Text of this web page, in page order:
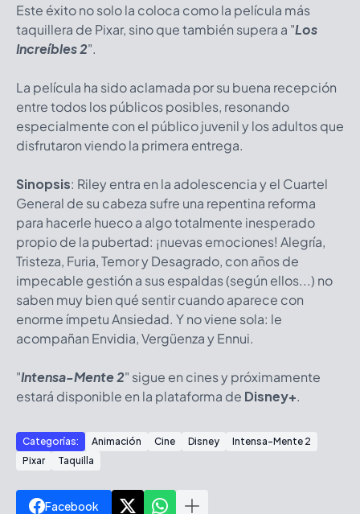
Este éxito no solo la coloca como la película más
taquillera de Pixar, sino que también supera a "Los
Increíbles 2".
La película ha sido aclamada por su buena recepción
entre todos los públicos posibles, resonando
especialmente con el público juvenil y los adultos que
disfrutaron viendo la primera entrega.
Sinopsis: Riley entra en la adolescencia y el Cuartel
General de su cabeza sufre una repentina reforma
para hacerle hueco a algo totalmente inesperado
propio de la pubertad: ¡nuevas emociones! Alegría,
Tristeza, Furia, Temor y Desagrado, con años de
impecable gestión a sus espaldas (según ellos...) no
saben muy bien qué sentir cuando aparece con
enorme ímpetu Ansiedad. Y no viene sola: le
acompañan Envidia, Vergüenza y Ennui.
"Intensa-Mente 2" sigue en cines y próximamente
estará disponible en la plataforma de Disney+.
Categorías: Animación Cine Disney
Intensa-Mente 2
Pixar
Taquilla
Facebook